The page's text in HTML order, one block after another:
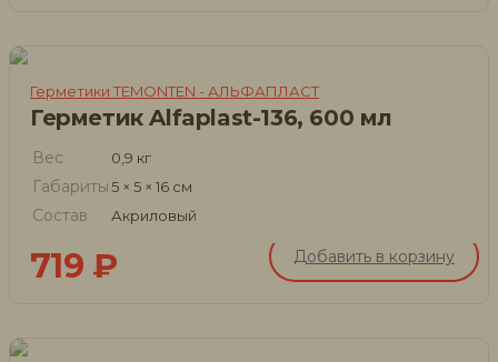
Герметики TEMONTEN - АЛЬФАПЛАСТ
Герметик Alfaplast-136, 600 мл
Вес 0,9 кг
Габариты5 × 5 × 16 см
Состав Акриловый
719 ₽ Добавить в корзину